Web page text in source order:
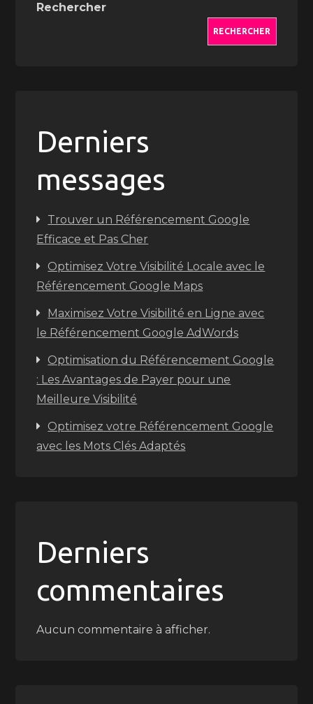
Rechercher
RECHERCHER
Derniers
messages
Trouver un Référencement Google
Efficace et Pas Cher
Optimisez Votre Visibilité Locale avec le
Référencement Google Maps
Maximisez Votre Visibilité en Ligne avec
le Référencement Google AdWords
Optimisation du Référencement Google
: Les Avantages de Payer pour une
Meilleure Visibilité
Optimisez votre Référencement Google
avec les Mots Clés Adaptés
Derniers
commentaires
Aucun commentaire à afficher.